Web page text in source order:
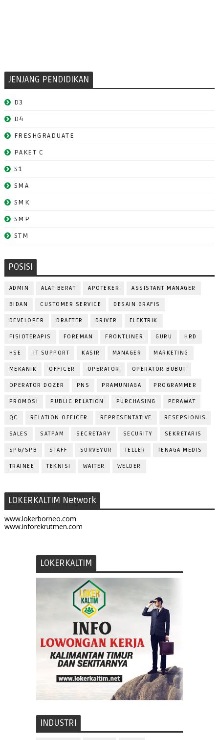
JENJANG PENDIDIKAN
D3
D4
FRESHGRADUATE
PAKET C
S1
SMA
SMK
SMP
STM
POSISI
ADMIN ALAT BERAT APOTEKER ASSISTANT MANAGER
BIDAN CUSTOMER SERVICE DESAIN GRAFIS
DEVELOPER DRAFTER DRIVER ELEKTRIK
FISIOTERAPIS FOREMAN FRONTLINER GURU HRD
HSE IT SUPPORT KASIR MANAGER MARKETING
MEKANIK OFFICER OPERATOR OPERATOR BUBUT
OPERATOR DOZER PNS PRAMUNIAGA PROGRAMMER
PROMOSI PUBLIC RELATION PURCHASING PERAWAT
QC RELATION OFFICER REPRESENTATIVE RESEPSIONIS
SALES SATPAM SECRETARY SECURITY SEKRETARIS
SPG/SPB STAFF SURVEYOR TELLER TENAGA MEDIS
TRAINEE TEKNISI WAITER WELDER
LOKERKALTIM Network
www.lokerborneo.com
www.inforekrutmen.com
LOKERKALTIM
INDUSTRI